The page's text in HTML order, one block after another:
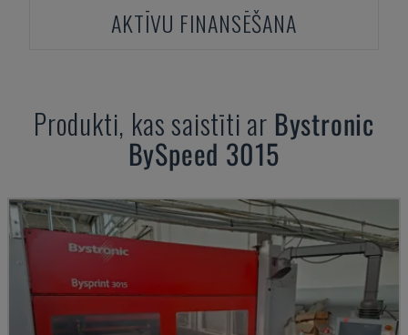
AKTĪVU FINANSĒŠANA
Produkti, kas saistīti ar Bystronic
BySpeed 3015